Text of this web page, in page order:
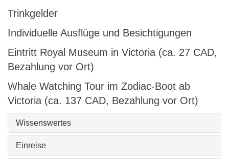
Trinkgelder
Individuelle Ausflüge und Besichtigungen
Eintritt Royal Museum in Victoria (ca. 27 CAD,
Bezahlung vor Ort)
Whale Watching Tour im Zodiac-Boot ab
Victoria (ca. 137 CAD, Bezahlung vor Ort)
Wissenswertes
Einreise